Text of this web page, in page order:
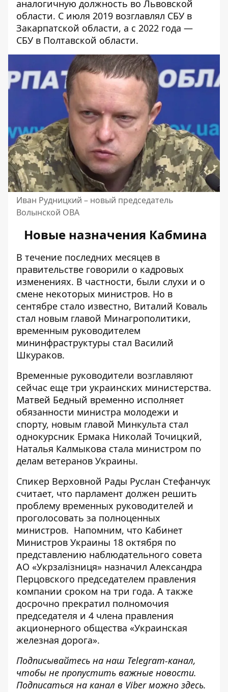
аналогичную должность во Львовской
области. С июля 2019 возглавлял СБУ в
Закарпатской области, а с 2022 года —
СБУ в Полтавской области.
Иван Рудницкий – новый председатель
Волынской ОВА
Новые назначения Кабмина
В течение последних месяцев в
правительстве говорили о кадровых
изменениях. В частности, были слухи и о
смене некоторых министров. Но в
сентябре стало известно, Виталий Коваль
стал новым главой Минагрополитики,
временным руководителем
мининфраструктуры стал Василий
Шкураков.
Временные руководители возглавляют
сейчас еще три украинских министерства.
Матвей Бедный временно исполняет
обязанности министра молодежи и
спорту, новым главой Минкульта стал
однокурсник Ермака Николай Точицкий,
Наталья Калмыкова стала министром по
делам ветеранов Украины.
Спикер Верховной Рады Руслан Стефанчук
считает, что парламент должен решить
проблему временных руководителей и
проголосовать за полноценных
министров. Напомним, что Кабинет
Министров Украины 18 октября по
представлению наблюдательного совета
АО «Укрзалізниця» назначил Александра
Перцовского председателем правления
компании сроком на три года. А также
досрочно прекратил полномочия
председателя и 4 члена правления
акционерного общества «Украинская
железная дорога».
Подписывайтесь на наш Telegram-канал,
чтобы не пропустить важные новости.
Подписаться на канал в Viber можно здесь.